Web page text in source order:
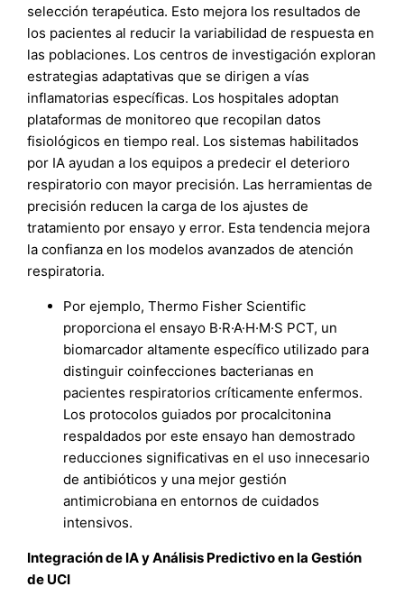
selección terapéutica. Esto mejora los resultados de
los pacientes al reducir la variabilidad de respuesta en
las poblaciones. Los centros de investigación exploran
estrategias adaptativas que se dirigen a vías
inflamatorias específicas. Los hospitales adoptan
plataformas de monitoreo que recopilan datos
fisiológicos en tiempo real. Los sistemas habilitados
por IA ayudan a los equipos a predecir el deterioro
respiratorio con mayor precisión. Las herramientas de
precisión reducen la carga de los ajustes de
tratamiento por ensayo y error. Esta tendencia mejora
la confianza en los modelos avanzados de atención
respiratoria.
Por ejemplo, Thermo Fisher Scientific
proporciona el ensayo B·R·A·H·M·S PCT, un
biomarcador altamente específico utilizado para
distinguir coinfecciones bacterianas en
pacientes respiratorios críticamente enfermos.
Los protocolos guiados por procalcitonina
respaldados por este ensayo han demostrado
reducciones significativas en el uso innecesario
de antibióticos y una mejor gestión
antimicrobiana en entornos de cuidados
intensivos.
Integración de IA y Análisis Predictivo en la Gestión
de UCI